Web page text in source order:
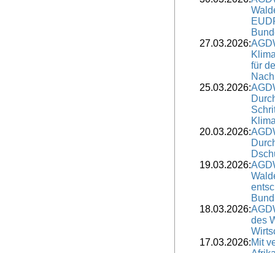
27.03.2026:
für
25.03.2026:
20.03.2026:
19.03.2026:
18.03.2026:
des
17.03.2026:Mit